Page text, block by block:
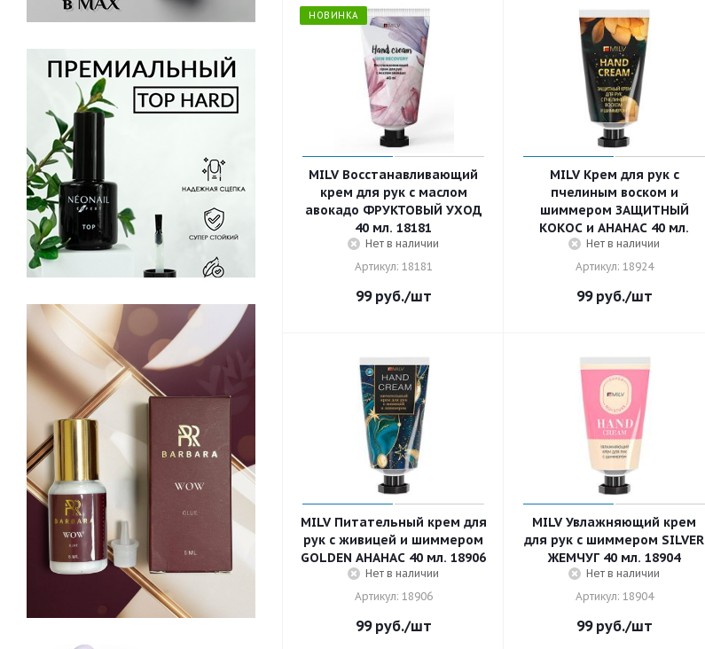
НОВИНКА
MILV Восстанавливающий
крем для рук с маслом
авокадо ФРУКТОВЫЙ УХОД
40 мл. 18181
Нет в наличии
Артикул: 18181
99руб./шт
MILV Крем для рук с
пчелиным воском и
шиммером ЗАЩИТНЫЙ
КОКОС и АНАНАС 40 мл.
Нет в наличии
Артикул: 18924
99руб./шт
MILV Питательный крем для
рук с живицей и шиммером
GOLDEN АНАНАС 40 мл. 18906
Нет в наличии
Артикул: 18906
99руб./шт
MILV Увлажняющий крем
для рук с шиммером SILVER
ЖЕМЧУГ 40 мл. 18904
Нет в наличии
Артикул: 18904
99руб./шт